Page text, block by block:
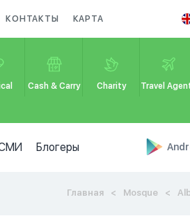
КОНТАКТЫ КАРТА
Cash & Carry Charity Travel
Блогеры
Главная Mosque